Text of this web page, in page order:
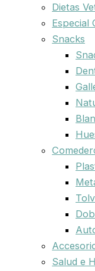
Dietas
Especial
Snacks
Salud e